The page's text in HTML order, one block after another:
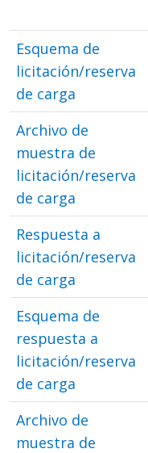
Esquema de
licitación/reserva
de carga
Archivo de
muestra de
licitación/reserva
de carga
Respuesta a
licitación/reserva
de carga
Esquema de
respuesta a
licitación/reserva
de carga
Archivo de
muestra de